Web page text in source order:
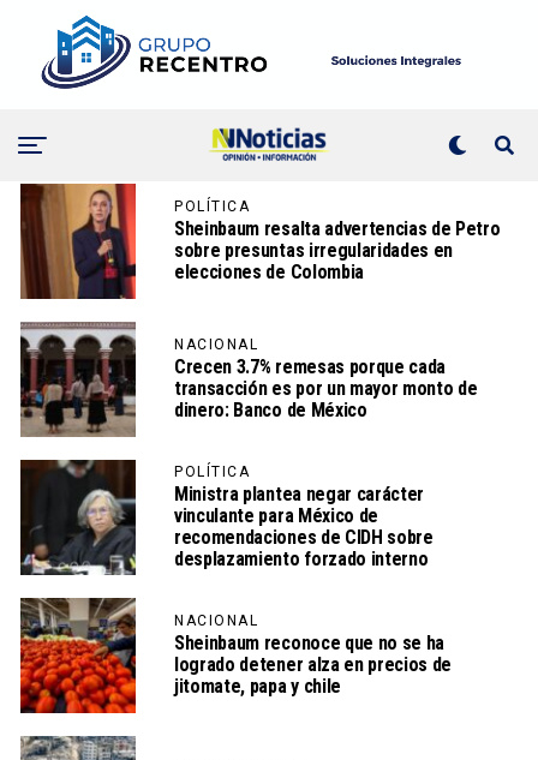
POLÍTICA
Sheinbaum resalta advertencias de Petro
sobre presuntas irregularidades en
elecciones de Colombia
NACIONAL
Crecen 3.7% remesas porque cada
transacción es por un mayor monto de
dinero: Banco de México
POLÍTICA
Ministra plantea negar carácter
vinculante para México de
recomendaciones de CIDH sobre
desplazamiento forzado interno
NACIONAL
Sheinbaum reconoce que no se ha
logrado detener alza en precios de
jitomate, papa y chile